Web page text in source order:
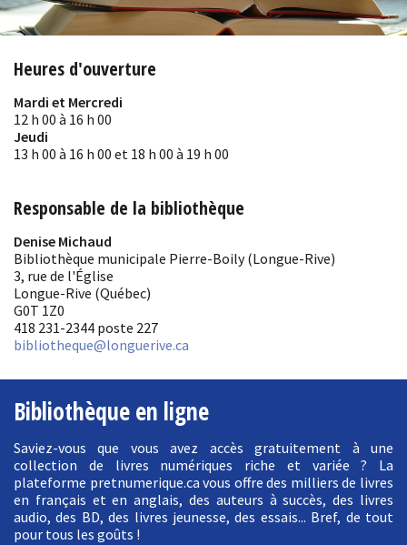
Heures d'ouverture
Mardi et Mercredi
12 h 00 à 16 h 00
Jeudi
13 h 00 à 16 h 00 et 18 h 00 à 19 h 00
Responsable de la bibliothèque
Denise Michaud
Bibliothèque municipale Pierre-Boily (Longue-Rive)
3, rue de l'Église
Longue-Rive (Québec)
G0T 1Z0
418 231-2344 poste 227
bibliotheque@longuerive.ca
Bibliothèque en ligne
Saviez-vous que vous avez accès gratuitement à une
collection de livres numériques riche et variée ? La
plateforme pretnumerique.ca vous offre des milliers de livres
en français et en anglais, des auteurs à succès, des livres
audio, des BD, des livres jeunesse, des essais... Bref, de tout
pour tous les goûts !